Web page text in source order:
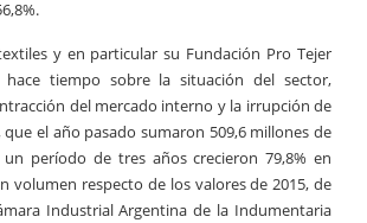
y en particular su Fundación Pro Tejer
hace tiempo sobre la situación del sector,
del mercado interno y la irrupción de
el año pasado sumaron 509,6 millones de
período de tres años crecieron 79,8% en
volumen respecto de los valores de 2015, de
Industrial Argentina de la Indumentaria